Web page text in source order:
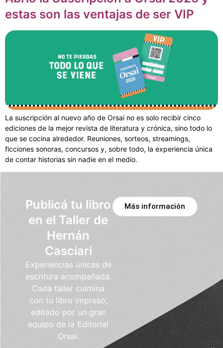
estas son las ventajas de ser VIP
La suscripción al nuevo año de Orsai no es solo recibir cinco
ediciones de la mejor revista de literatura y crónica, sino todo lo
que se cocina alrededor. Reuniones, sorteos, streamings,
ficciones sonoras, concursos y, sobre todo, la experiencia única
de contar historias sin nadie en el medio.
Publicá tu libro
en el Taller de
Hernán
Casciari
Experiencias únicas de
escritura acompañada.
Cada taller culmina
con tu libro impreso,
editado por un gran
equipo de la Editorial
Orsai.
Más información